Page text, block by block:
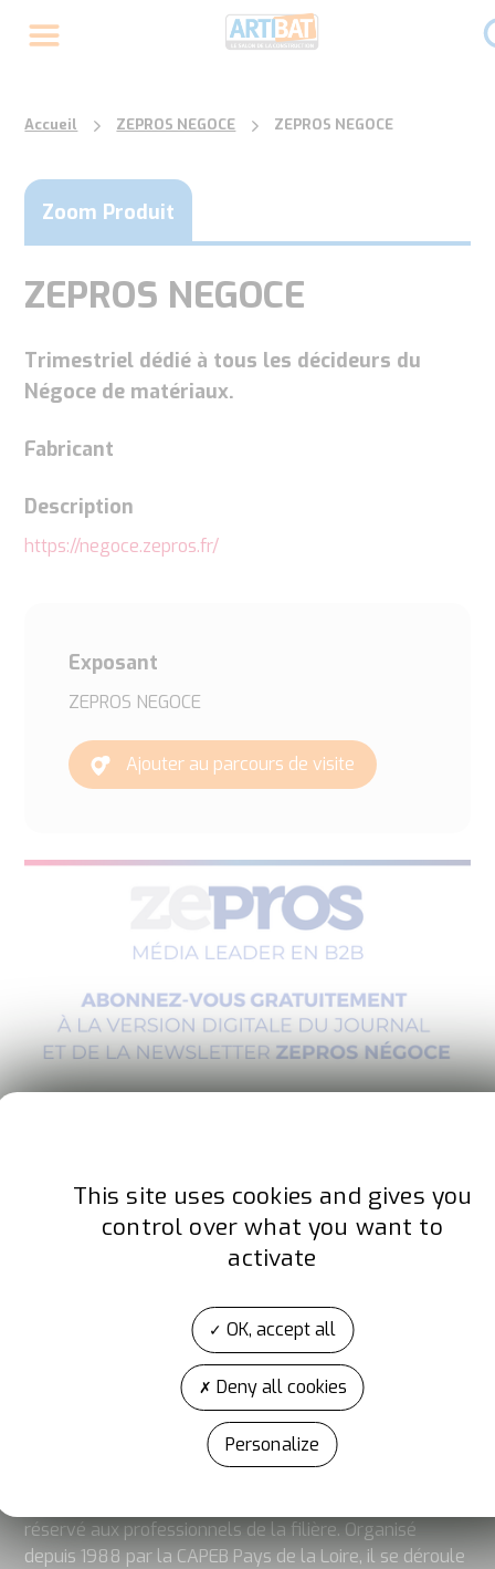
Accueil ZEPROS NEGOCE ZEPROS NEGOCE
Zoom Produit
ZEPROS NEGOCE
Trimestriel dédié à tous les décideurs du
Négoce de matériaux.
Fabricant
Description
https://negoce.zepros.fr/
Exposant
ZEPROS NEGOCE
Ajouter au parcours de visite
réservé aux professionnels de la filière. Organisé
depuis 1988 par la CAPEB Pays de la Loire, il se déroule
This site uses cookies and gives you
control over what you want to
activate
OK, accept all
Deny all cookies
Personalize